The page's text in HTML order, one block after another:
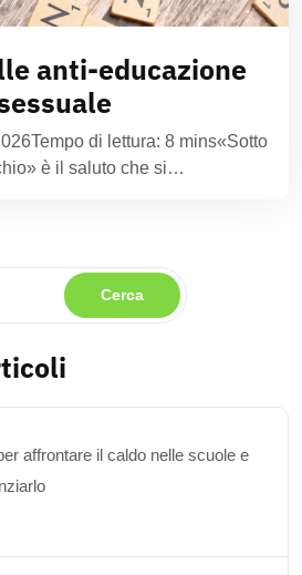
anti-educazione
di lettura: 8 mins«Sotto
è il saluto che si…
Cerca
affrontare il caldo nelle scuole e